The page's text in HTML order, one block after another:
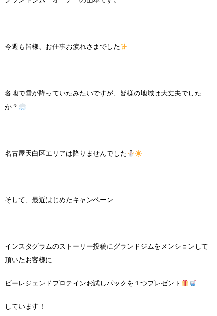
今週も皆様、お仕事お疲れさまでした
各地で雪が降っていたみたいですが、皆様の地域は大丈夫でした
か？
名古屋天白区エリアは降りませんでした
そして、最近はじめたキャンペーン
インスタグラムのストーリー投稿にグランドジムをメンションして
頂いたお客様に
ビーレジェンドプロテインお試しパックを１つプレゼント
しています！